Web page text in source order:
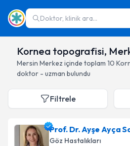
Doktor, klinik ara...
Kornea topografisi,
Mersin Merkez içinde toplam 10
doktor - uzman bulundu
Filtrele
Prof. Dr. Ayşe Ayça
Göz Hastalıkları